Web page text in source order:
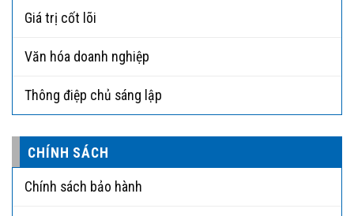
Giá trị cốt lõi
Văn hóa doanh nghiệp
Thông điệp chủ sáng lập
CHÍNH SÁCH
Chính sách bảo hành